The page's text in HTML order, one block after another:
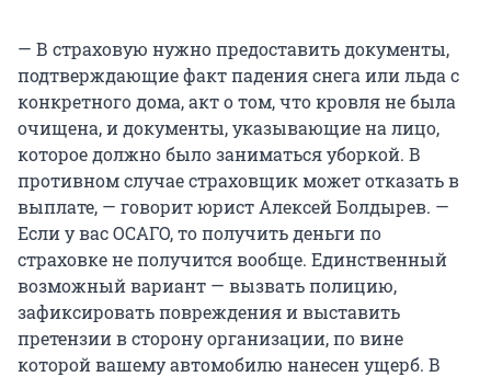
— В страховую нужно предоставить документы,
подтверждающие факт падения снега или льда с
конкретного дома, акт о том, что кровля не была
очищена, и документы, указывающие на лицо,
которое должно было заниматься уборкой. В
противном случае страховщик может отказать в
выплате, — говорит юрист Алексей Болдырев. —
Если у вас ОСАГО, то получить деньги по
страховке не получится вообще. Единственный
возможный вариант — вызвать полицию,
зафиксировать повреждения и выставить
претензии в сторону организации, по вине
которой вашему автомобилю нанесен ущерб. В